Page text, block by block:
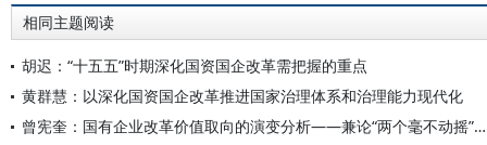
相同主题阅读
胡迟：“十五五”时期深化国资国企改革需把握的重点
黄群慧：以深化国资国企改革推进国家治理体系和治理能力现代化
曾宪奎：国有企业改革价值取向的演变分析——兼论“两个毫不动摇”之间的关系